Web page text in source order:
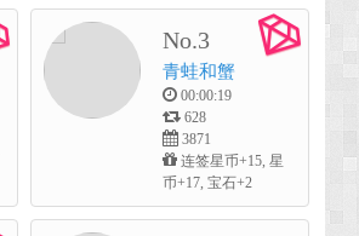
No.3
青蛙和蟹
00:00:19
628
3871
连签星币+15, 星
币+17, 宝石+2